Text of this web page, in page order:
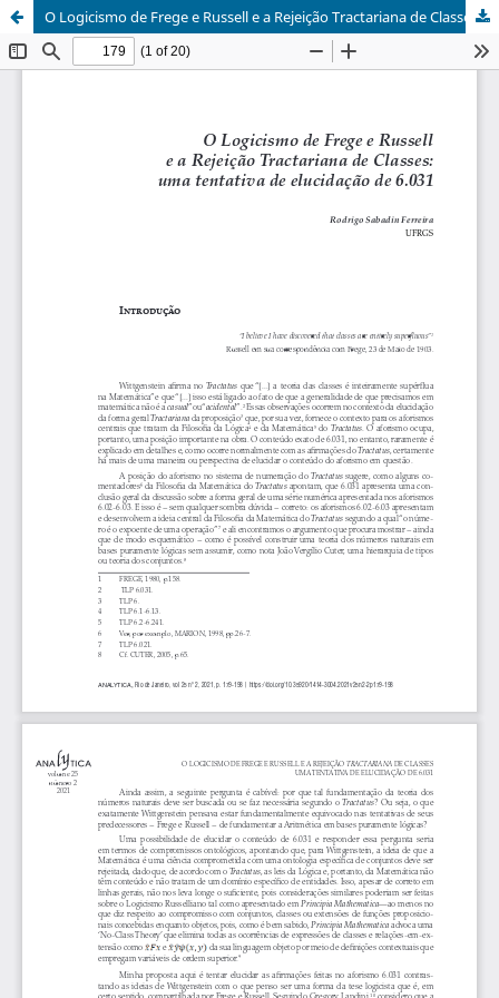
O Logicismo de Frege e Russell e a Rejeição Tractariana de Classes: uma tentativa de elucidação de 6.031